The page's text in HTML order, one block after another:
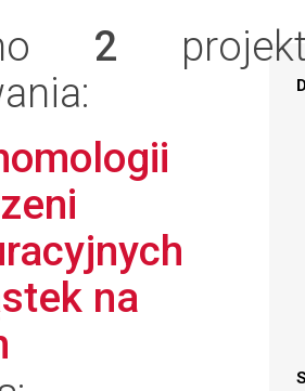
2
na